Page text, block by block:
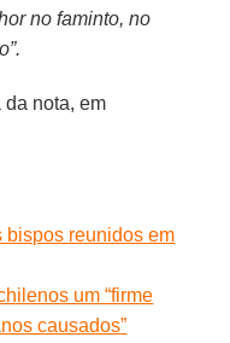
no faminto, no
da nota, em
bispos reunidos em
um “firme
causados”